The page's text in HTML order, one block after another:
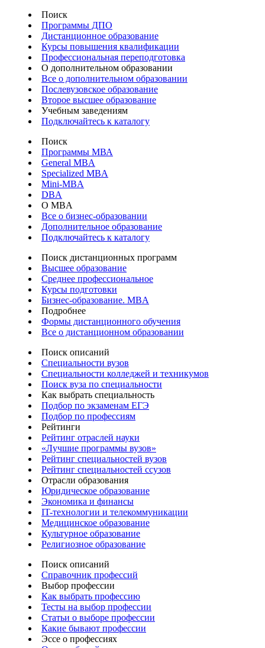
Поиск
Программы ДПО
Дистанционное образование
Курсы повышения квалификации
Профессиональная переподготовка
О дополнительном образовании
Все о дополнительном образовании
Послевузовское образование
Второе высшее образование
Учебным заведениям
Подключайтесь к каталогу
Поиск
Программы МВА
General MBA
Specialized MBA
Mini-MBA
DBA
О MBA
Все о бизнес-образовании
Дополнительное образование
Подключайтесь к каталогу
Поиск дистанционных программ
Высшее образование
Среднее профессиональное
Курсы подготовки
Бизнес-образование. MBA
Подробнее
Формы дистанционного обучения
Все о дистанционном образовании
Поиск описаний
Специальности вузов
Специальности колледжей и техникумов
Поиск вуза по специальности
Как выбрать специальность
Подбор по экзаменам ЕГЭ
Подбор по профессиям
Рейтинги
Рейтинг отраслей науки
«Лучшие программы вузов»
Рейтинг специальностей вузов
Рейтинг специальностей ссузов
Отрасли образования
Юридическое образование
Экономика и финансы
IT-технологии и телекоммуникации
Медицинское образование
Культурное образование
Религиозное образование
Поиск описаний
Справочник профессий
Выбор профессии
Как выбрать профессию
Тесты на выбор профессии
Статьи о выборе профессии
Какие бывают профессии
Эссе о профессиях